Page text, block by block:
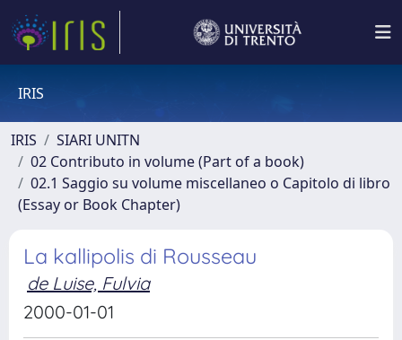
IRIS
IRIS
SIARI UNITN
02 Contributo in volume (Part of a book)
02.1 Saggio su volume miscellaneo o Capitolo di libro
(Essay or Book Chapter)
La kallipolis di Rousseau
de Luise, Fulvia
2000-01-01